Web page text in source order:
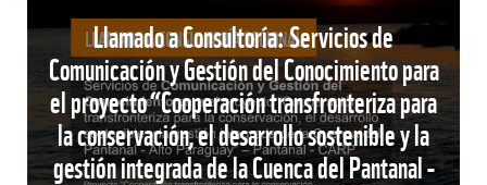
Llamado a Consultoría: Servicios de
Comunicación y Gestión del Conocimiento para
el proyecto “Cooperación transfronteriza para
la conservación, el desarrollo sostenible y la
gestión integrada de la Cuenca del Pantanal -